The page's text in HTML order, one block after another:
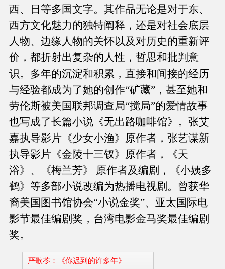
西、日等多国文字。其作品无论是对于东、
西方文化魅力的独特阐释，还是对社会底层
人物、边缘人物的关怀以及对历史的重新评
价，都折射出复杂的人性，哲思和批判意
识。多年的沉淀和积累，直接和间接的经历
与经验都成为了她的创作“矿藏”，甚至她和
劳伦斯被美国联邦调查局“搅局”的爱情故事
也写成了长篇小说《无出路咖啡馆》。张艾
嘉执导影片《少女小渔》原作者，张艺谋新
执导影片《金陵十三钗》原作者，《天
浴》、《梅兰芳》 原作者及编剧，《小姨多
鹤》等多部小说改编为热播电视剧。曾获华
裔美国图书馆协会“小说金奖”、亚太国际电
影节最佳编剧奖，台湾电影金马奖最佳编剧
奖。
严歌苓：《你迟到的许多年》